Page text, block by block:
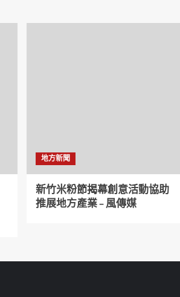
地方新聞
新竹米粉節揭幕創意活動協助
推展地方產業 – 風傳媒